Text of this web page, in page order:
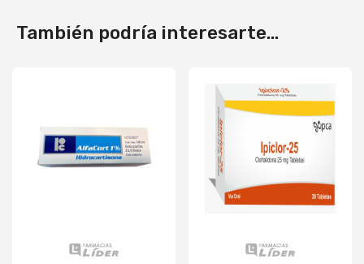
También podría interesarte...